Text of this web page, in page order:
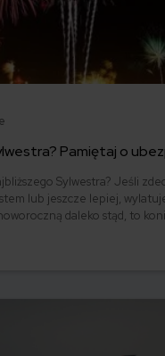
Pamiętaj o
Sylwestra? Jeśli
lub jeszcze lepiej,
daleko stąd, to
może ochronić nie tylko